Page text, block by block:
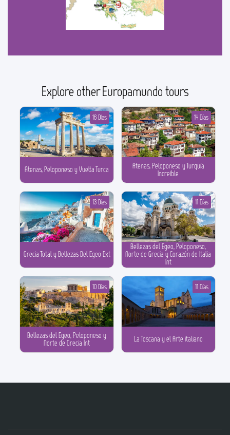
Explore other Europamundo tours
Atenas, Peloponeso y Vuelta Turca
16 Días
Atenas, Peloponeso y Turquía
Increíble
14 Días
Grecia Total y Bellezas Del Egeo Ext
13 Días
Bellezas del Egeo, Peloponeso,
Norte de Grecia y Corazón de Italia
Int
11 Días
Bellezas del Egeo, Peloponeso y
Norte de Grecia Int
10 Días
La Toscana y el Arte italiano
11 Días